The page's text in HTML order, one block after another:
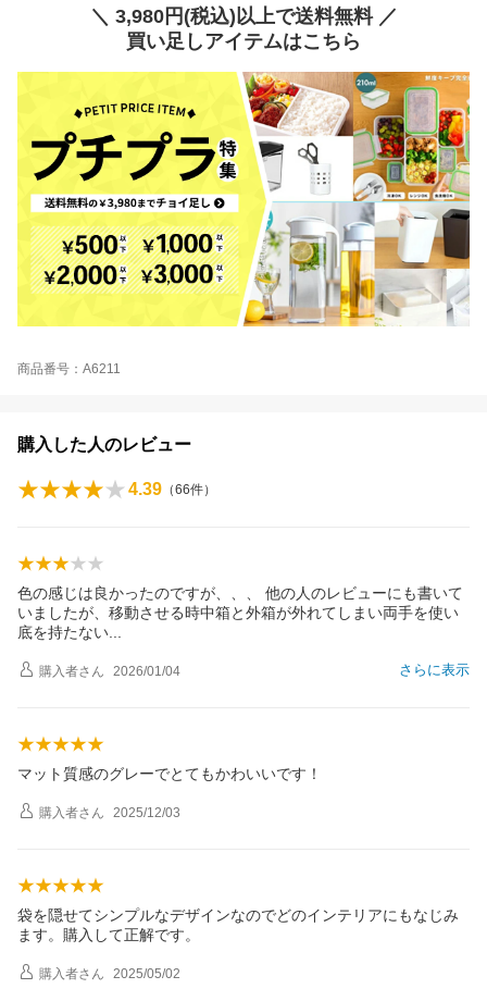
＼ 3,980円(税込)以上で送料無料 ／
買い足しアイテムはこちら
商品番号：A6211
購入した人のレビュー
4.39 （66件）
色の感じは良かったのですが、、、 他の人のレビューにも書いて
いましたが、移動させる時中箱と外箱が外れてしまい両手を使い
底を持たない
さらに表示
購入者さん 2026/01/04
マット質感のグレーでとてもかわいいです！
購入者さん 2025/12/03
袋を隠せてシンプルなデザインなのでどのインテリアにもなじみ
ます。購入して正解です。
購入者さん 2025/05/02